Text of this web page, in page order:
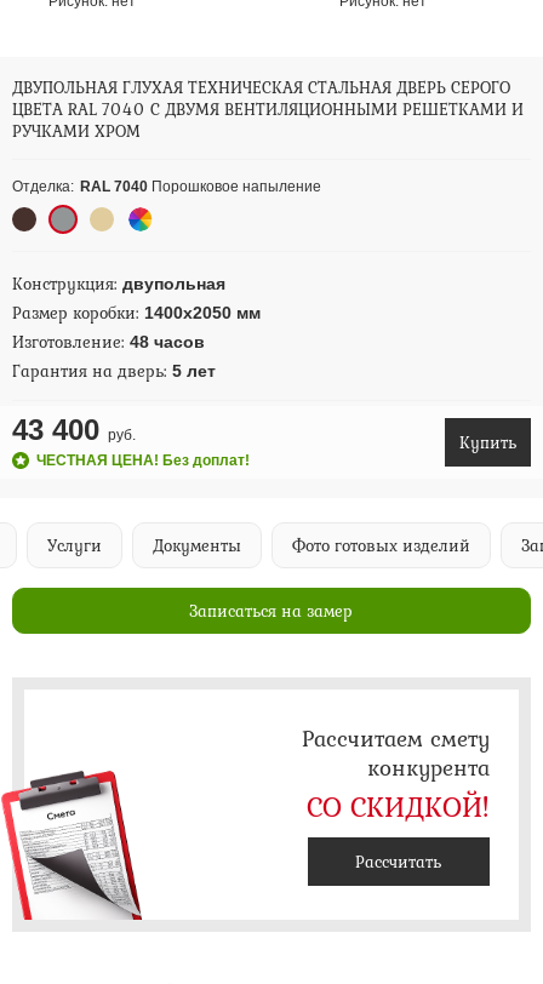
ДВУПОЛЬНАЯ ГЛУХАЯ ТЕХНИЧЕСКАЯ СТАЛЬНАЯ ДВЕРЬ СЕРОГО
ЦВЕТА RAL 7040 С ДВУМЯ ВЕНТИЛЯЦИОННЫМИ РЕШЕТКАМИ И
РУЧКАМИ ХРОМ
Отделка: RAL 7040 Порошковое напыление
Конструкция: двупольная
Размер коробки: 1400х2050 мм
Изготовление: 48 часов
Гарантия на дверь: 5 лет
43 400 руб.
ЧЕСТНАЯ ЦЕНА! Без доплат!
Купить
Услуги Документы Фото готовых изделий
Записаться на замер
Рассчитаем смету
конкурента
СО СКИДКОЙ!
Рассчитать